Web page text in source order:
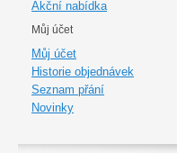
Akční nabídka
Můj účet
Můj účet
Historie objednávek
Seznam přání
Novinky